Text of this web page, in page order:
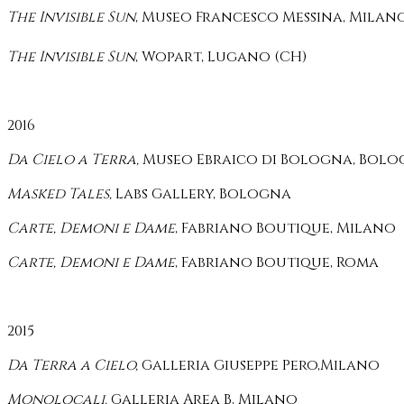
The Invisible Sun, Museo Francesco Messina,
The Invisible Sun, Wopart, Lugano (CH)
2016
Da Cielo a Terra,Museo Ebraico di Bologna,
Masked Tales, Labs Gallery, Bologna
Carte, Demoni e Dame, Fabriano Boutique, Milano
Carte, Demoni e Dame, Fabriano Boutique, Roma
2015
Da Terra a Cielo,Galleria Giuseppe Pero,Milano
Monolocali,Galleria Area B, Milano